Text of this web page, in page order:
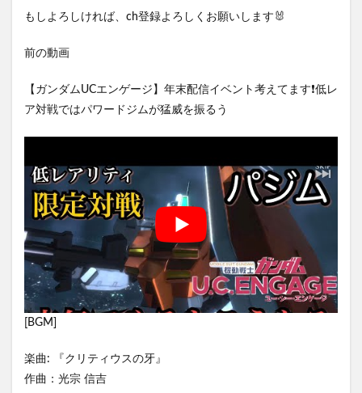
もしよろしければ、ch登録よろしくお願いします🐰
前の動画
【ガンダムUCエンゲージ】年末配信イベント考えてます❗️低レ
ア対戦ではパワードジムが猛威を振るう
[BGM]
楽曲: 『クリティウスの牙』
作曲：光宗 信吉